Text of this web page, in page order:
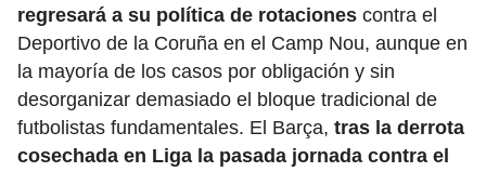
regresará a su política de rotaciones contra el
Deportivo de la Coruña en el Camp Nou, aunque en
la mayoría de los casos por obligación y sin
desorganizar demasiado el bloque tradicional de
futbolistas fundamentales. El Barça, tras la derrota
cosechada en Liga la pasada jornada contra el